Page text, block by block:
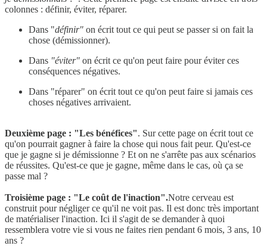
colonnes : définir, éviter, réparer.
Dans "définir" on écrit tout ce qui peut se passer si on fait la
chose (démissionner).
Dans "éviter" on écrit ce qu'on peut faire pour éviter ces
conséquences négatives.
Dans "réparer" on écrit tout ce qu'on peut faire si jamais ces
choses négatives arrivaient.
Deuxième page : "Les bénéfices". Sur cette page on écrit tout ce
qu'on pourrait gagner à faire la chose qui nous fait peur. Qu'est-ce
que je gagne si je démissionne ? Et on ne s'arrête pas aux scénarios
de réussites. Qu'est-ce que je gagne, même dans le cas, où ça se
passe mal ?
Troisième page : "Le coût de l'inaction".Notre cerveau est
construit pour négliger ce qu'il ne voit pas. Il est donc très important
de matérialiser l'inaction. Ici il s'agit de se demander à quoi
ressemblera votre vie si vous ne faites rien pendant 6 mois, 3 ans, 10
ans ?